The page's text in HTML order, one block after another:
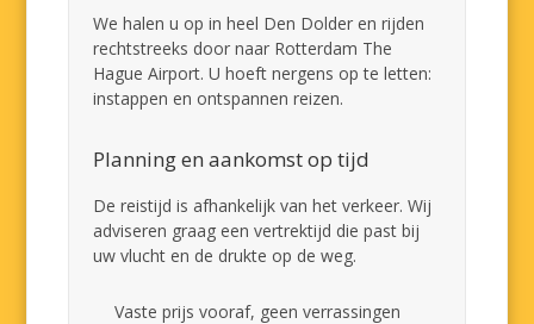
We halen u op in heel Den Dolder en rijden
rechtstreeks door naar Rotterdam The
Hague Airport. U hoeft nergens op te letten:
instappen en ontspannen reizen.
Planning en aankomst op tijd
De reistijd is afhankelijk van het verkeer. Wij
adviseren graag een vertrektijd die past bij
uw vlucht en de drukte op de weg.
Vaste prijs vooraf, geen verrassingen